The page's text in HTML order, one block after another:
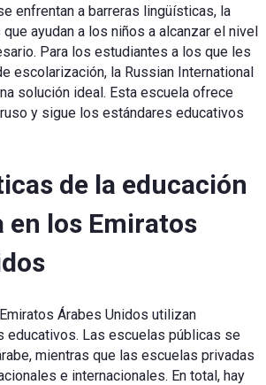
enfrentan a barreras lingüísticas, la
ayudan a los niños a alcanzar el nivel
Para los estudiantes a los que les
escolarización, la Russian International
solución ideal. Esta escuela ofrece
y sigue los estándares educativos
de la educación
en los Emiratos
Árabes Unidos utilizan
educativos. Las escuelas públicas se
mientras que las escuelas privadas
e internacionales. En total, hay